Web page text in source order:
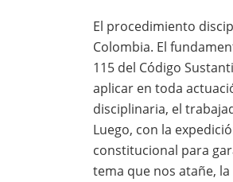
El procedimiento
Colombia. El
115 del Código
aplicar en toda
disciplinaria, el
Luego, con la
constitucional para
tema que nos atañe,